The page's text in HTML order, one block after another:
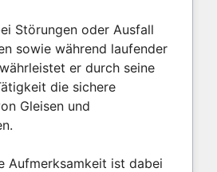
Störungen oder Ausfall
sowie während laufender
er durch seine
die sichere
Gleisen und
Aufmerksamkeit ist dabei